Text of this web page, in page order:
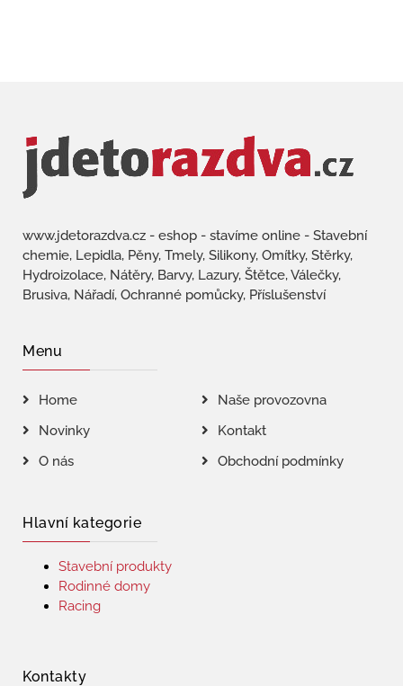
www.jdetorazdva.cz - eshop - stavíme online - Stavební
chemie, Lepidla, Pěny, Tmely, Silikony, Omítky, Stěrky,
Hydroizolace, Nátěry, Barvy, Lazury, Štětce, Válečky,
Brusiva, Nářadí, Ochranné pomůcky, Příslušenství
Menu
Home
Naše provozovna
Novinky
Kontakt
O nás
Obchodní podmínky
Hlavní kategorie
Stavební produkty
Rodinné domy
Racing
Kontakty